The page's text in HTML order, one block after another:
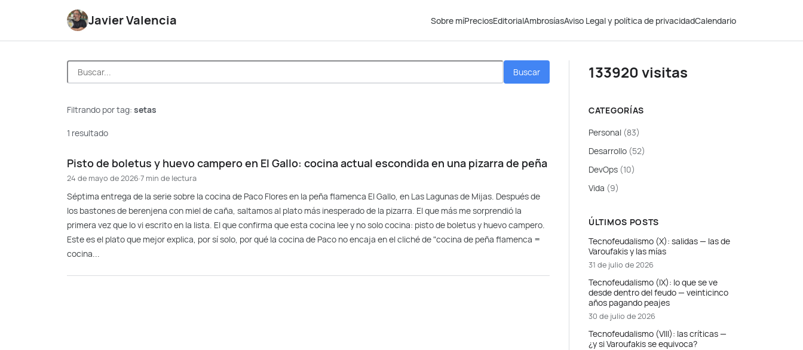
Javier Valencia Sobre míPreciosEditorialAmbrosíasAviso Legal y política de privacidadCalendario
Buscar
Filtrando por tag: setas
1 resultado
Pisto de boletus y huevo campero en El Gallo: cocina actual escondida en una pizarra de peña
24 de mayo de 2026·7 min de lectura
Séptima entrega de la serie sobre la cocina de Paco Flores en la peña flamenca El Gallo, en Las Lagunas de Mijas. Después de
los bastones de berenjena con miel de caña, saltamos al plato más inesperado de la pizarra. El que más me sorprendió la
primera vez que lo vi escrito en la lista. El que confirma que esta cocina lee y no solo cocina: pisto de boletus y huevo campero.
Este es el plato que mejor explica, por sí solo, por qué la cocina de Paco no encaja en el cliché de "cocina de peña flamenca =
cocina...
133920 visitas
CATEGORÍAS
Personal (83)
Desarrollo (52)
DevOps (10)
Vida (9)
ÚLTIMOS POSTS
Tecnofeudalismo (X): salidas — las de
Varoufakis y las mías
31 de julio de 2026
Tecnofeudalismo (IX): lo que se ve
desde dentro del feudo — veinticinco
años pagando peajes
30 de julio de 2026
Tecnofeudalismo (VIII): las críticas —
¿y si Varoufakis se equivoca?